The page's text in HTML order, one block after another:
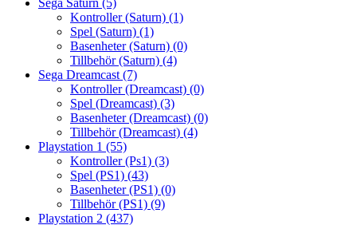
Sega Saturn (5)
Kontroller (Saturn) (1)
Spel (Saturn) (1)
Basenheter (Saturn) (0)
Tillbehör (Saturn) (4)
Sega Dreamcast (7)
Kontroller (Dreamcast) (0)
Spel (Dreamcast) (3)
Basenheter (Dreamcast) (0)
Tillbehör (Dreamcast) (4)
Playstation 1 (55)
Kontroller (Ps1) (3)
Spel (PS1) (43)
Basenheter (PS1) (0)
Tillbehör (PS1) (9)
Playstation 2 (437)